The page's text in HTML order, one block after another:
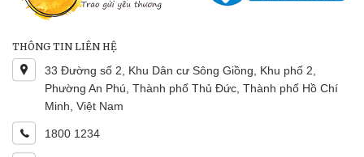
THÔNG TIN LIÊN HỆ
33 Đường số 2, Khu Dân cư Sông Giồng, Khu phố 2,
Phường An Phú, Thành phố Thủ Đức, Thành phố Hồ Chí
Minh, Việt Nam
1800 1234